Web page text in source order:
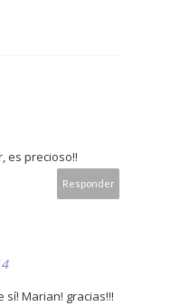
es precioso!!
Responder
sí! Marian! gracias!!!